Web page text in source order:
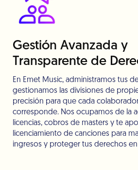
Gestión Avanzada y
Transparente de
En Emet Music, administramos tus
gestionamos las divisiones de
precisión para que cada
corresponde. Nos ocupamos de la
licencias, cobros de masters y te
licenciamiento de canciones para
ingresos y proteger tus derechos